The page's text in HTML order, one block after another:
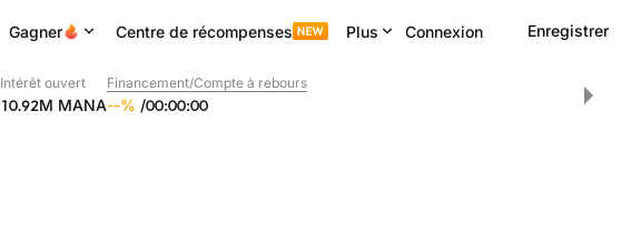
Gagner Centre de récompenses Plus Connexion Enregistrer
Intérêt ouvert
10.92M MANA
Financement/Compte à rebours
--% /00:00:00